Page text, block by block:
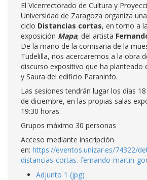
El Vicerrectorado de Cultura y
Universidad de Zaragoza organiza
ciclo Distancias cortas, en torno a la
exposición Mapa, del artista
De la mano de la comisaria de la
Tudelilla, nos acercaremos a la obra
discurso expositivo que ha planteado
y Saura del edificio Paraninfo.
Las sesiones tendrán lugar los días
de diciembre, en las propias salas
19:30 horas.
Grupos máximo 30 personas
Acceso mediante inscripción
en: https://eventos.unizar.es/74322/
distancias-cortas.-fernando-martin-
Adjunto 1 (jpg)